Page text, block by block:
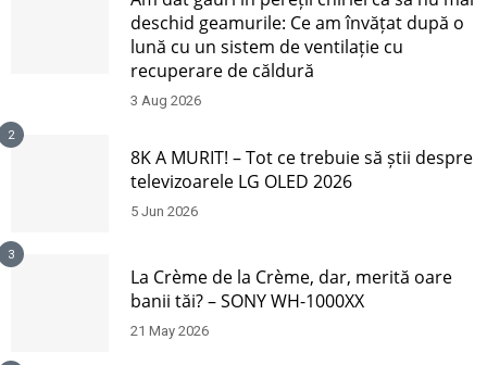
deschid geamurile: Ce am învățat după o
lună cu un sistem de ventilație cu
recuperare de căldură
3 Aug 2026
2
8K A MURIT! – Tot ce trebuie să știi despre
televizoarele LG OLED 2026
5 Jun 2026
3
La Crème de la Crème, dar, merită oare
banii tăi? – SONY WH-1000XX
21 May 2026